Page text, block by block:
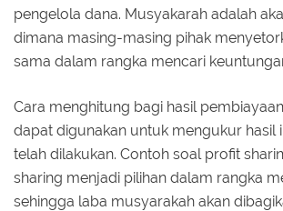
pengelola dana. Musyakarah adalah
dimana masing-masing pihak
sama dalam rangka mencari
Cara menghitung bagi hasil
dapat digunakan untuk mengukur hasil
telah dilakukan. Contoh soal profit
sharing menjadi pilihan dalam rangka
sehingga laba musyarakah akan